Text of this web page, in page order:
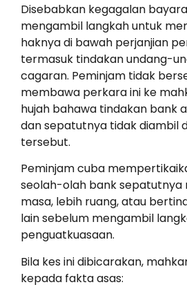
Disebabkan kegagalan
mengambil langkah untuk
haknya di bawah perjanjian
termasuk tindakan undang-
cagaran. Peminjam tidak
membawa perkara ini ke
hujah bahawa tindakan bank
dan sepatutnya tidak diambil
tersebut.
Peminjam cuba
seolah-olah bank sepatutnya
masa, lebih ruang, atau
lain sebelum mengambil
penguatkuasaan.
Bila kes ini dibicarakan,
kepada fakta asas: